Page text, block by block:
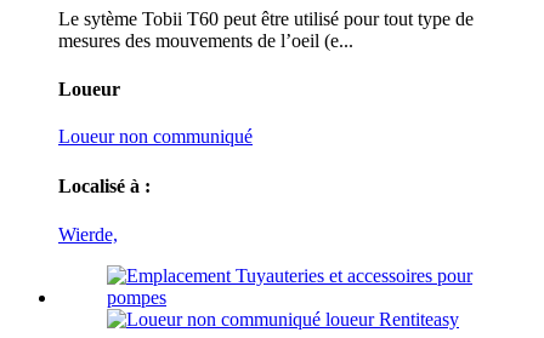
Le sytème Tobii T60 peut être utilisé pour tout type de
mesures des mouvements de l’oeil (e...
Loueur
Loueur non communiqué
Localisé à :
Wierde,